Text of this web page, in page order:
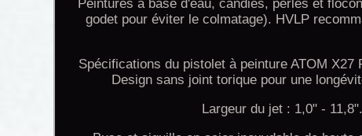
Peintures à base d'eau, candies, perles et
godet pour éviter le colmatage). HVLP
Spécifications du pistolet à peinture ATOM
Design sans joint torique pour une
Largeur du jet : 1,0" -